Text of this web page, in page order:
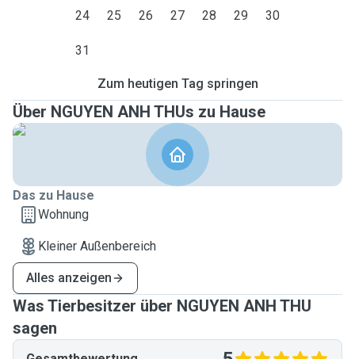
24 25 26 27 28 29 30
31
Zum heutigen Tag springen
Über NGUYEN ANH THUs zu Hause
Das zu Hause
Wohnung
Kleiner Außenbereich
Alles anzeigen
Was Tierbesitzer über NGUYEN ANH THU
sagen